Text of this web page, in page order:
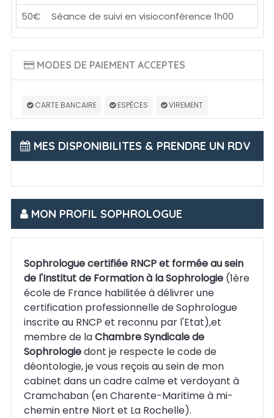
50€
Séance de suivi en visioconférence 1h00
MODES DE PAIEMENT ACCEPTES
CARTE BANCAIRE ESPÈCES VIREMENT
MES DISPONIBILITES & PRENDRE UN RDV
MON PROFIL SOPHROLOGUE
Sophrologue certifiée RNCP et formée au sein
de l'Institut de Formation à la Sophrologie(1ère
école de France habilitée à délivrer une
certification professionnelle de Sophrologue
inscrite au RNCP et reconnu par l'Etat),et
membre de laChambre Syndicale de
Sophrologiedont je respecte le code de
déontologie, je vous reçois au sein de mon
cabinet dans un cadre calme et verdoyant à
Cramchaban (en Charente-Maritime à mi-
chemin entre Niort et La Rochelle).